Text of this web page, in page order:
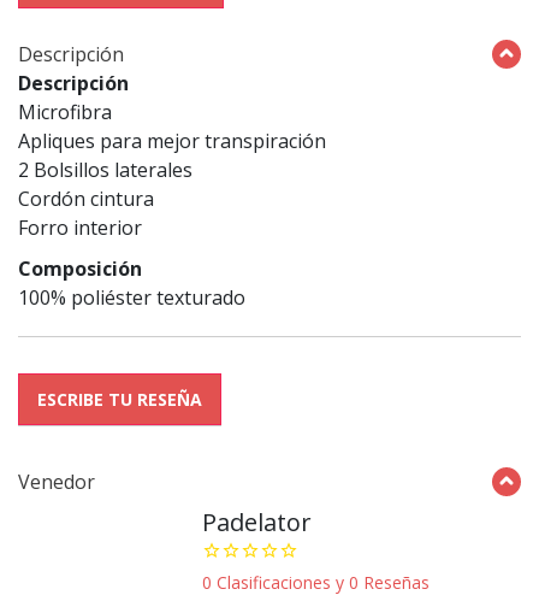
Descripción
Descripción
Microfibra
Apliques para mejor transpiración
2 Bolsillos laterales
Cordón cintura
Forro interior
Composición
100% poliéster texturado
ESCRIBE TU RESEÑA
Venedor
Padelator
star_borderstar_borderstar_borderstar_borderstar_border
0 Clasificaciones y 0 Reseñas